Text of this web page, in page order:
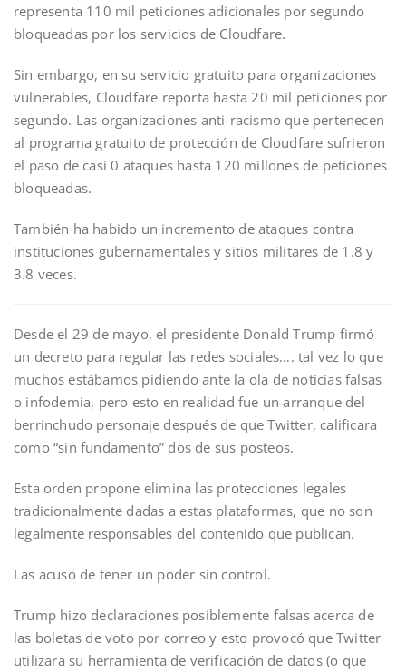
representa 110 mil peticiones adicionales por segundo
bloqueadas por los servicios de Cloudfare.
Sin embargo, en su servicio gratuito para organizaciones
vulnerables, Cloudfare reporta hasta 20 mil peticiones por
segundo. Las organizaciones anti-racismo que pertenecen
al programa gratuito de protección de Cloudfare sufrieron
el paso de casi 0 ataques hasta 120 millones de peticiones
bloqueadas.
También ha habido un incremento de ataques contra
instituciones gubernamentales y sitios militares de 1.8 y
3.8 veces.
Desde el 29 de mayo, el presidente Donald Trump firmó
un decreto para regular las redes sociales…. tal vez lo que
muchos estábamos pidiendo ante la ola de noticias falsas
o infodemia, pero esto en realidad fue un arranque del
berrinchudo personaje después de que Twitter, calificara
como “sin fundamento” dos de sus posteos.
Esta orden propone elimina las protecciones legales
tradicionalmente dadas a estas plataformas, que no son
legalmente responsables del contenido que publican.
Las acusó de tener un poder sin control.
Trump hizo declaraciones posiblemente falsas acerca de
las boletas de voto por correo y esto provocó que Twitter
utilizara su herramienta de verificación de datos (o que